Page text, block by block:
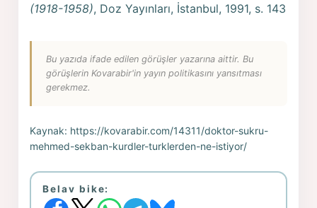
(1918-1958), Doz Yayınları, İstanbul, 1991, s. 143
Bu yazıda ifade edilen görüşler yazarına aittir. Bu
görüşlerin Kovarabir'in yayın politikasını yansıtması
gerekmez.
Kaynak: https://kovarabir.com/14311/doktor-sukru-
mehmed-sekban-kurdler-turklerden-ne-istiyor/
Belav bike: